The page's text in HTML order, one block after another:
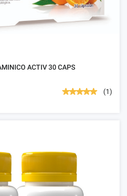
ACTIV 30 CAPS
(1)